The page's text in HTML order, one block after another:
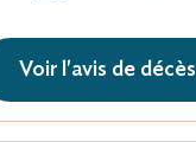
Voir l'avis de décès